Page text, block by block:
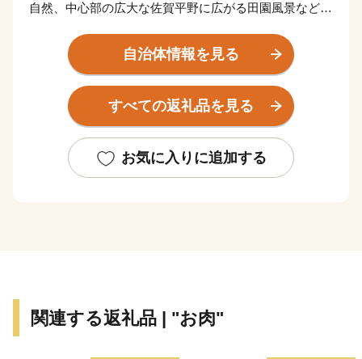
自然、中心部の広大な佐賀平野に広がる田園風景など豊
また、「熱気球の街」と呼ばれ、秋には、国内最大の熱
気球イベント「佐賀インターナショナルバルーンフェス
タ」を開催し、沢山の熱気球が広大な佐賀平野を彩りま
自治体情報を見る
すべての返礼品を見る
お気に入りに追加する
関連する返礼品 | "お肉"